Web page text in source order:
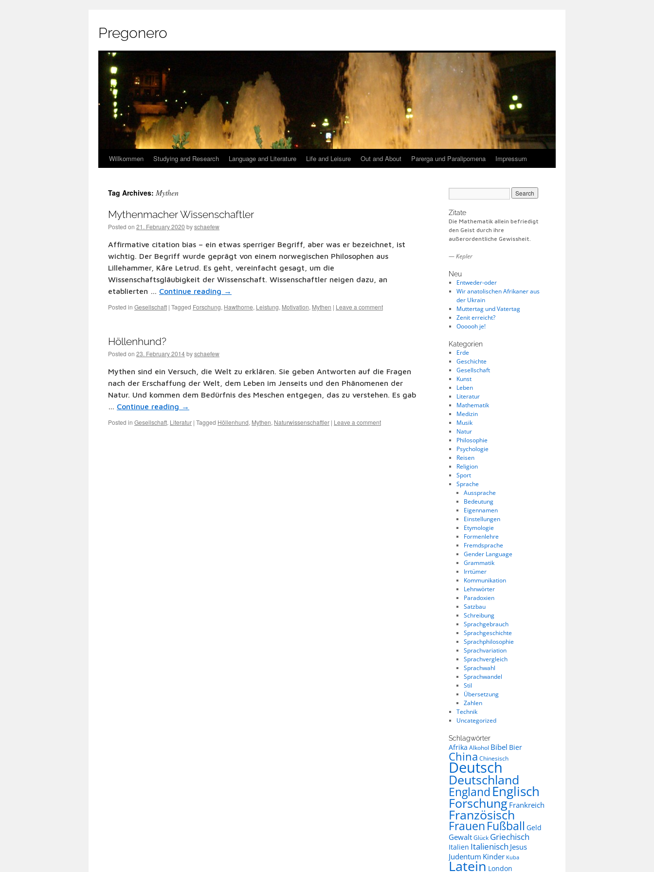
Pregonero
Skip
content
Willkommen Studying and Research Language and Literature Life and Leisure Out and About Parerga und Paralipomena Impressum
Tag Archives: Mythen
Mythenmacher Wissenschaftler
Posted on 21. February 2020 byschaefew
Affirmative citation bias – ein etwas sperriger Begriff, aber was er bezeichnet, ist
wichtig. Der Begriff wurde geprägt von einem norwegischen Philosophen aus
Lillehammer, Kåre Letrud. Es geht, vereinfacht gesagt, um die
Wissenschaftsgläubigkeit der Wissenschaft. Wissenschaftler neigen dazu, an
etablierten … Continue reading →
Posted in Gesellschaft | Tagged Forschung, Hawthorne, Leistung, Motivation, Mythen | Leave a comment
Höllenhund?
Posted on 23. February 2014byschaefew
Mythen sind ein Versuch, die Welt zu erklären. Sie geben Antworten auf die Fragen
nach der Erschaffung der Welt, dem Leben im Jenseits und den Phänomenen der
Natur. Und kommen dem Bedürfnis des Meschen entgegen, das zu verstehen. Es gab
… Continue reading →
Posted in Gesellschaft, Literatur | Tagged Höllenhund, Mythen, Naturwissenschaftler | Leave a comment
Zitate
Die Mathematik allein befriedigt
den Geist durch ihre
außerordentliche Gewissheit.
—Kepler
Neu
Entweder-oder
Wir anatolischen Afrikaner aus
der Ukrain
Muttertag und Vatertag
Zenit erreicht?
Oooooh je!
Kategorien
Erde
Geschichte
Gesellschaft
Kunst
Leben
Literatur
Mathematik
Medizin
Musik
Natur
Philosophie
Psychologie
Reisen
Religion
Sport
Sprache
Aussprache
Bedeutung
Eigennamen
Einstellungen
Etymologie
Formenlehre
Fremdsprache
Gender Language
Grammatik
Irrtümer
Kommunikation
Lehnwörter
Paradoxien
Satzbau
Schreibung
Sprachgebrauch
Sprachgeschichte
Sprachphilosophie
Sprachvariation
Sprachvergleich
Sprachwahl
Sprachwandel
Stil
Übersetzung
Zahlen
Technik
Uncategorized
Schlagwörter
Afrika Alkohol Bibel Bier
China Chinesisch
Deutsch
Deutschland
EnglandEnglisch
Forschung Frankreich
Französisch
FrauenFußball Geld
GewaltGlück Griechisch
Italien Italienisch Jesus
Judentum Kinder Kuba
Latein London